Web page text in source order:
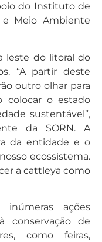
do Instituto de
e Meio Ambiente
leste do litoral do
“A partir deste
outro olhar para
colocar o estado
sustentável”,
da SORN. A
da entidade e o
ecossistema.
a cattleya como
ações
conservação de
como feiras,